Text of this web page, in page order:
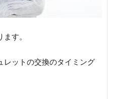
す。
レットの交換のタイミング